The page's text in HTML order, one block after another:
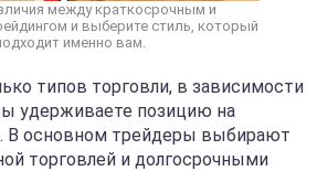
между краткосрочным и
и выберите стиль, который
именно вам.
типов торговли, в зависимости
удерживаете позицию на
. В основном трейдеры выбирают
торговлей и долгосрочными